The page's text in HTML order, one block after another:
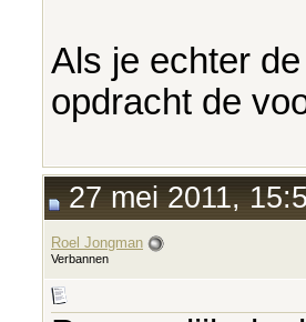
Als je echter
opdracht de
27 mei 2011,
Roel Jongman
Verbannen